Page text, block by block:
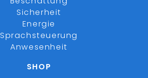
Sicherheit
Energie
Sprachsteuerung
Anwesenheit
SHOP